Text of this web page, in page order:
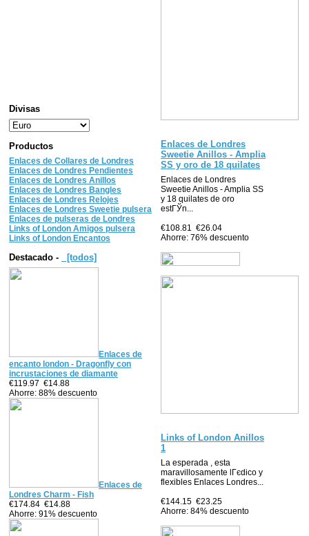
Divisas
Productos
Enlaces de Collares de Londres
Enlaces de Londres Pendientes
Enlaces de Londres Anillos
Enlaces de Londres Bangles
Enlaces de Londres Relojes
Enlaces de Londres Sweetie pulsera
Enlaces de pulseras de Londres
Links of London Amigos pulsera
Links of London Encantos
Destacado - [todos]
Enlaces de
encanto london - Dragonfly con
incrustaciones de diamante
€119.97 €14.88
Ahorre: 88% descuento
Enlaces de
Londres Charm - Fish
€174.84 €14.88
Ahorre: 91% descuento
Enlaces de Londres
Sweetie Anillos - Amplia
SS y oro de 18 quilates
Enlaces de Londres
Sweetie Anillos - Amplia SS
y 18 quilates de oro
estГЎn...
€108.81
€26.04
Ahorre: 76% descuento
Links of London Anillos
1
La esperada , esta
maravillosamente lГєdico y
flexibles Enlaces Londres...
€144.15 €23.25
Ahorre: 84% descuento